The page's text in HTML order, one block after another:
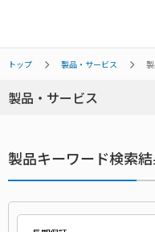
トップ 製品・サービス
製品・サービス
製品キーワード検索